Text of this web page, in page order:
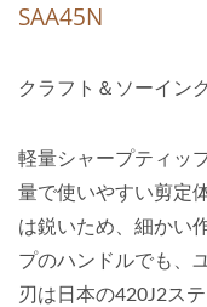
SAA45N
クラフト＆ソーイン
軽量シャープティッ
量で使いやすい剪定
は鋭いため、細かい
プのハンドルでも、
刃は日本の420J2ス